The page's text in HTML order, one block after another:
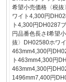
希望小売価格〈税
ワイト4,300円
ト4,300円DH0287
円品番色長さℓ希望
抜〉DH02580ホワ
463mm4,300円
ト463mm4,300円
463mm4,300円
1496mm7,400円